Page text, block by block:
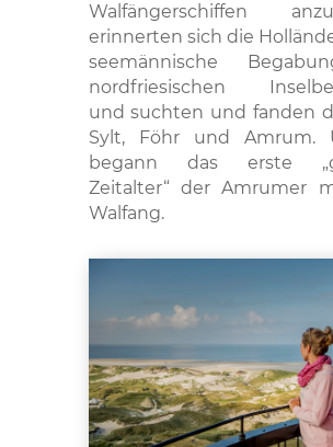
Walfängerschiffen
erinnerten sich die
seemännische
nordfriesischen
und suchten und fanden
Sylt, Föhr und Amrum.
begann das erste
Zeitalter“ der Amrumer
Walfang.